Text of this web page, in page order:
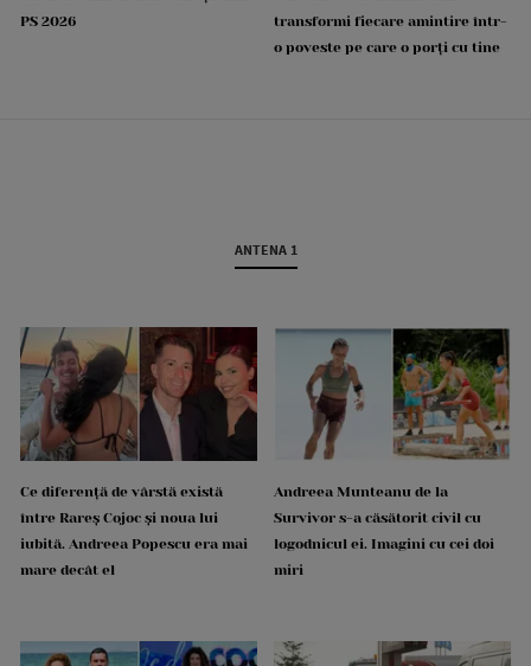
PS 2026
transformi fiecare amintire într-
o poveste pe care o porți cu tine
ANTENA 1
Ce diferență de vârstă există
între Rareș Cojoc și noua lui
iubită. Andreea Popescu era mai
mare decât el
Andreea Munteanu de la
Survivor s-a căsătorit civil cu
logodnicul ei. Imagini cu cei doi
miri